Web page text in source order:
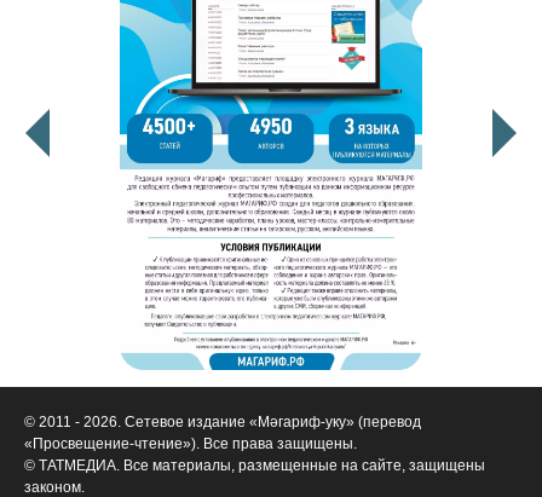
© 2011 - 2026. Сетевое издание «Мәгариф-уку» (перевод
«Просвещение-чтение»). Все права защищены.
© ТАТМЕДИА. Все материалы, размещенные на сайте, защищены
законом.